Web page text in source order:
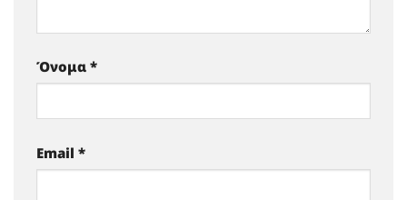
Όνομα *
Email *